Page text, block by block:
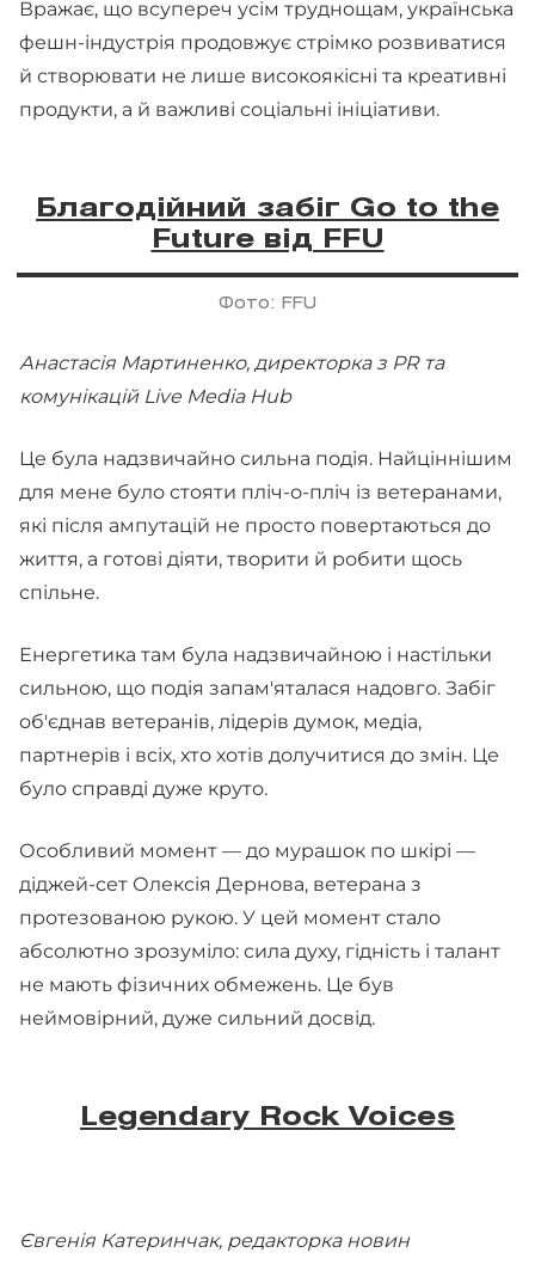
Вражає, що всупереч усім труднощам, українська
фешн-індустрія продовжує стрімко розвиватися
й створювати не лише високоякісні та креативні
продукти, а й важливі соціальні ініціативи.
Благодійний забіг Go to the
Future від FFU
Фото: FFU
Анастасія Мартиненко, директорка з PR та
комунікацій Live Media Hub
Це була надзвичайно сильна подія. Найціннішим
для мене було стояти пліч-о-пліч із ветеранами,
які після ампутацій не просто повертаються до
життя, а готові діяти, творити й робити щось
спільне.
Енергетика там була надзвичайною і настільки
сильною, що подія запам'яталася надовго. Забіг
об'єднав ветеранів, лідерів думок, медіа,
партнерів і всіх, хто хотів долучитися до змін. Це
було справді дуже круто.
Особливий момент — до мурашок по шкірі —
діджей-сет Олексія Дернова, ветерана з
протезованою рукою. У цей момент стало
абсолютно зрозуміло: сила духу, гідність і талант
не мають фізичних обмежень. Це був
неймовірний, дуже сильний досвід.
Legendary Rock Voices
Євгенія Катеринчак, редакторка новин